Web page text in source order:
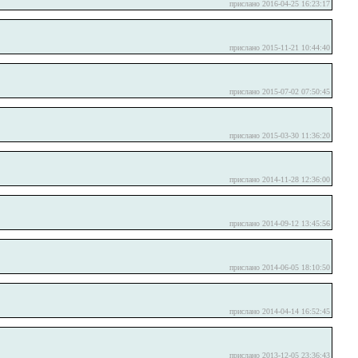
прислано 2016-04-25 16:23:17
прислано 2015-11-21 10:44:40
прислано 2015-07-02 07:50:45
прислано 2015-03-30 11:36:20
прислано 2014-11-28 12:36:00
прислано 2014-09-12 13:45:56
прислано 2014-06-05 18:10:50
прислано 2014-04-14 16:52:45
прислано 2013-12-05 23:36:43